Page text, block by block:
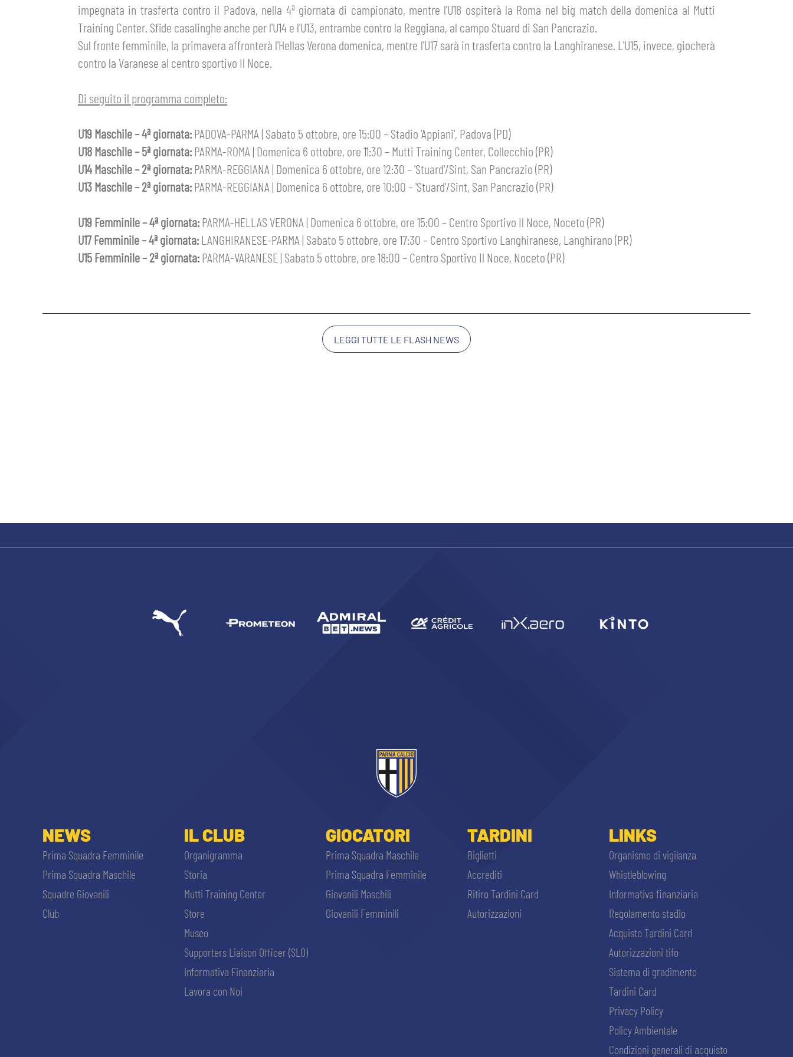
GIOVANILE MASCHILE
GIOVANILE FEMMINILE
FEMMINILE
HOSPITALITY
MUSEUM CLUB EXPERIENCE
ABBONAMENTI
INFO BIGLIETTI
TARDINI CARD
INFORMAZIONI ACCREDITI
TICKET GIFT CARD
ORGANIGRAMMA
STORIA
MUTTI TRAINING CENTER
STADIO TARDINI
impegnata in trasferta contro il Padova, nella 4ª giornata di campionato, mentre l'U18 ospiterà la Roma nel big match della domenica al Mutti
Training Center. Sfide casalinghe anche per l'U14 e l'U13, entrambe contro la Reggiana, al campo Stuard di San Pancrazio.
Sul fronte femminile, la primavera affronterà l'Hellas Verona domenica, mentre l'U17 sarà in trasferta contro la Langhiranese. L'U15, invece, giocherà
contro la Varanese al centro sportivo Il Noce.
Di seguito il programma completo:
U19 Maschile – 4ª giornata:PADOVA-PARMA | Sabato 5 ottobre, ore 15:00 – Stadio 'Appiani', Padova (PD)
U18 Maschile – 5ª giornata:PARMA-ROMA | Domenica 6 ottobre, ore 11:30 – Mutti Training Center, Collecchio (PR)
U14 Maschile – 2ª giornata:PARMA-REGGIANA | Domenica 6 ottobre, ore 12:30 – 'Stuard'/Sint, San Pancrazio (PR)
U13 Maschile – 2ª giornata:PARMA-REGGIANA | Domenica 6 ottobre, ore 10:00 – 'Stuard'/Sint, San Pancrazio (PR)
U19 Femminile – 4ª giornata:PARMA-HELLAS VERONA | Domenica 6 ottobre, ore 15:00 – Centro Sportivo Il Noce, Noceto (PR)
U17 Femminile – 4ª giornata:LANGHIRANESE-PARMA | Sabato 5 ottobre, ore 17:30 – Centro Sportivo Langhiranese, Langhirano (PR)
U15 Femminile – 2ª giornata:PARMA-VARANESE | Sabato 5 ottobre, ore 18:00 – Centro Sportivo Il Noce, Noceto (PR)
LEGGI TUTTE LE FLASH NEWS
NEWS
Prima Squadra Femminile
Prima Squadra Maschile
Squadre Giovanili
Club
IL CLUB
Organigramma
Storia
Mutti Training Center
Store
Museo
Supporters Liaison Officer (SLO)
Informativa Finanziaria
Lavora con Noi
GIOCATORI
Prima Squadra Maschile
Prima Squadra Femminile
Giovanili Maschili
Giovanili Femminili
TARDINI
Biglietti
Accrediti
Ritiro Tardini Card
Autorizzazioni
LINKS
Organismo di vigilanza
Whistleblowing
Informativa finanziaria
Regolamento stadio
Acquisto Tardini Card
Autorizzazioni tifo
Sistema di gradimento
Tardini Card
Privacy Policy
Policy Ambientale
Condizioni generali di acquisto